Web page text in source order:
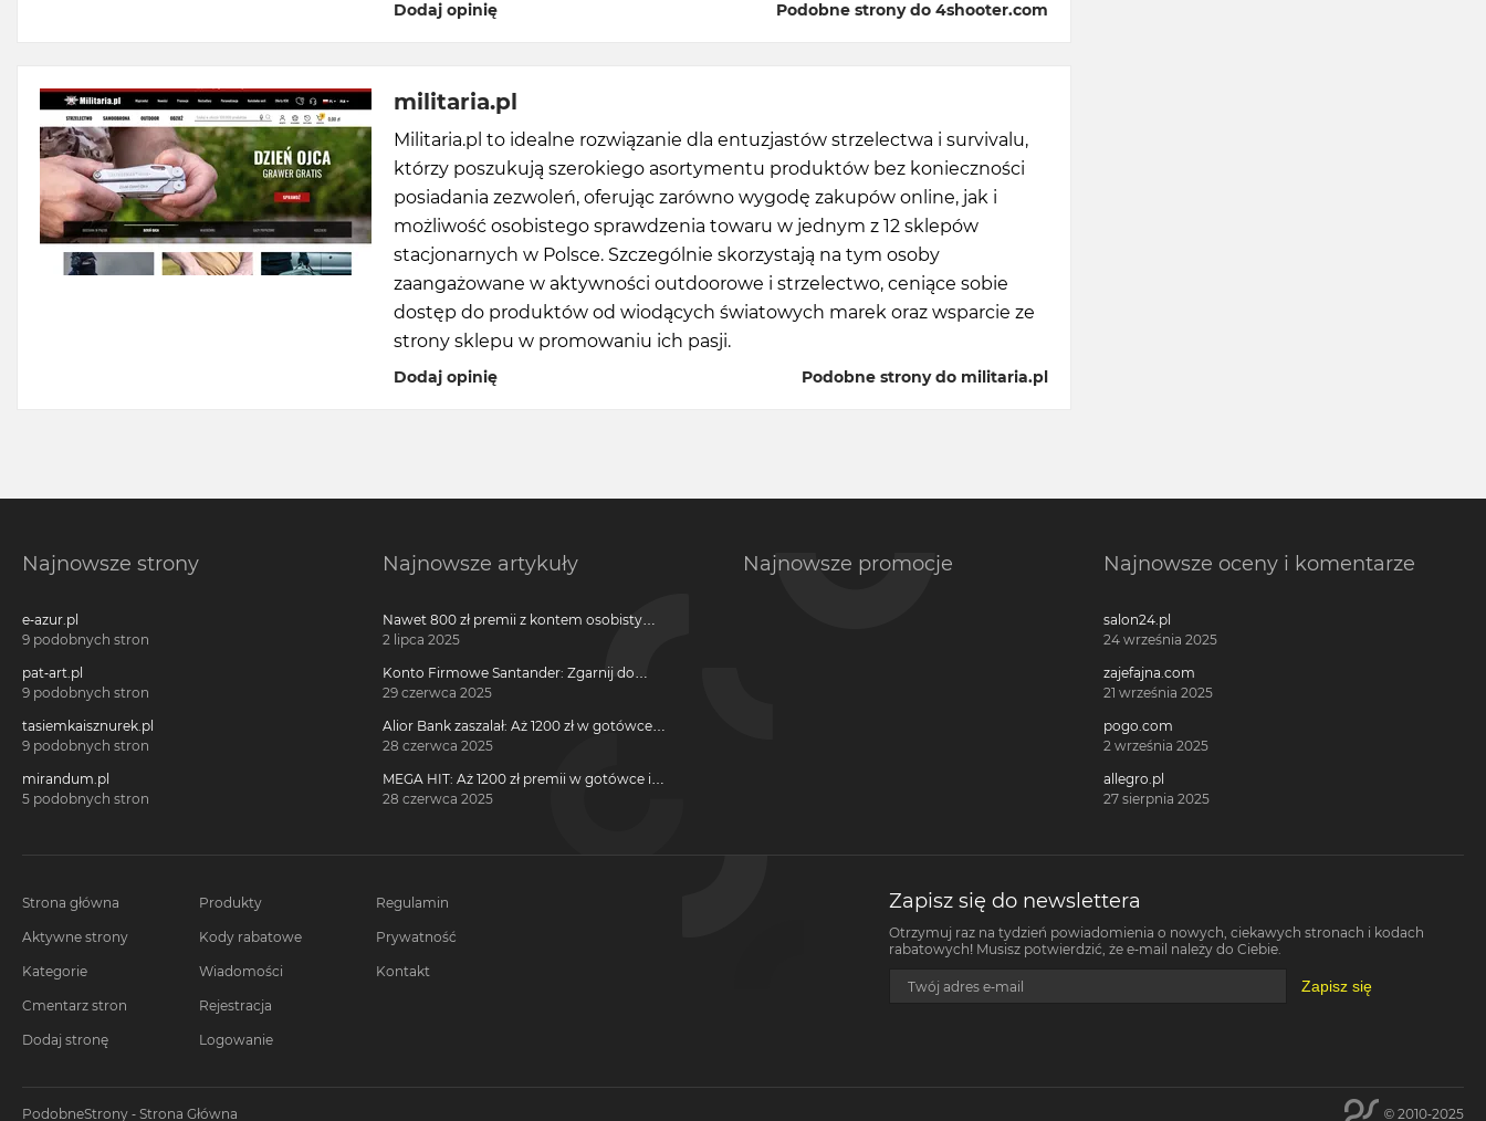
Dodaj opinię Podobne strony do 4shooter.com
militaria.pl
Militaria.pl to idealne rozwiązanie dla entuzjastów strzelectwa i survivalu,
którzy poszukują szerokiego asortymentu produktów bez konieczności
posiadania zezwoleń, oferując zarówno wygodę zakupów online, jak i
możliwość osobistego sprawdzenia towaru w jednym z 12 sklepów
stacjonarnych w Polsce. Szczególnie skorzystają na tym osoby
zaangażowane w aktywności outdoorowe i strzelectwo, ceniące sobie
dostęp do produktów od wiodących światowych marek oraz wsparcie ze
strony sklepu w promowaniu ich pasji.
Dodaj opinię Podobne strony do militaria.pl
Najnowsze strony
e-azur.pl
9 podobnych stron
pat-art.pl
9 podobnych stron
tasiemkaisznurek.pl
9 podobnych stron
mirandum.pl
5 podobnych stron
Najnowsze artykuły
Nawet 800 zł premii z kontem osobistym
Millennium 360°!
2 lipca 2025
Konto Firmowe Santander: Zgarnij do
2700 zł w promocji
29 czerwca 2025
Alior Bank zaszalał: Aż 1200 zł w gotówce i
voucherach za otwarcie darmowego
28 czerwca 2025
MEGA HIT: Aż 1200 zł premii w gotówce i
voucherach za darmową kartę kredytową
28 czerwca 2025
Najnowsze promocje Najnowsze oceny i komentarze
salon24.pl
24 września 2025
zajefajna.com
21 września 2025
pogo.com
2 września 2025
allegro.pl
27 sierpnia 2025
Strona główna
Aktywne strony
Kategorie
Cmentarz stron
Dodaj stronę
Produkty
Kody rabatowe
Wiadomości
Rejestracja
Logowanie
Regulamin
Prywatność
Kontakt
Zapisz się do newslettera
Otrzymuj raz na tydzień powiadomienia o nowych, ciekawych stronach i kodach
rabatowych! Musisz potwierdzić, że e-mail należy do Ciebie.
Twój adres e-mail Zapisz się
PodobneStrony - Strona Główna © 2010-2025